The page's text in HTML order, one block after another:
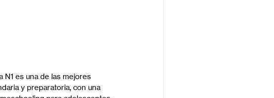
N1 es una de las mejores
y preparatoria, con una